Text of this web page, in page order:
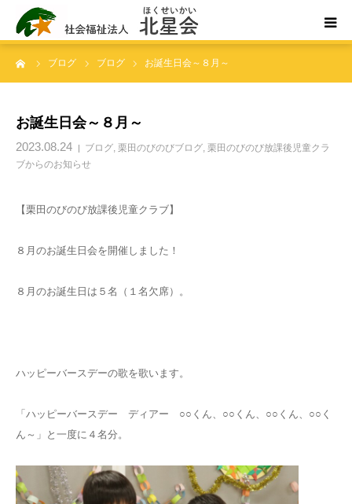
ブログ ブログ お誕生日会～８月～
お誕生日会～８月～
2023.08.24 ブログ, 栗田のびのびブログ, 栗田のびのび放課後児童クラ
ブからのお知らせ
【栗田のびのび放課後児童クラブ】
８月のお誕生日会を開催しました！
８月のお誕生日は５名（１名欠席）。
ハッピーバースデーの歌を歌います。
「ハッピーバースデー ディアー ○○くん、○○くん、○○くん、○○く
ん～」と一度に４名分。
ホーム
事業所案内・ご利用案内